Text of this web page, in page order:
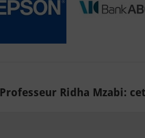
Professeur Ridha Mzabi: